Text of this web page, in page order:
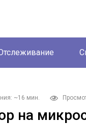
~16 мин.
на